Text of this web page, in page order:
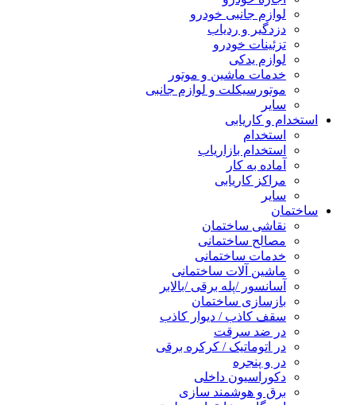
لوازم جانبی خودرو
دزدگیر و ردیاب
تزئینات خودرو
لوازم یدکی
خدمات ماشین و موتور
موتورسیکلت و لوازم جانبی
سایر
استخدام و کاریابی
استخدام
استخدام بازاریاب
آماده به کار
مراکز کاریابی
سایر
ساختمان
نقاشی ساختمان
مصالح ساختمانی
خدمات ساختمانی
ماشین آلات ساختمانی
آسانسور /پله برقی /بالابر
بازسازی ساختمان
سقف کاذب / دیوار کاذب
در ضد سرقت
در اتوماتیک / کرکره برقی
در و پنجره
دکوراسیون داخلی
برق و هوشمند سازی